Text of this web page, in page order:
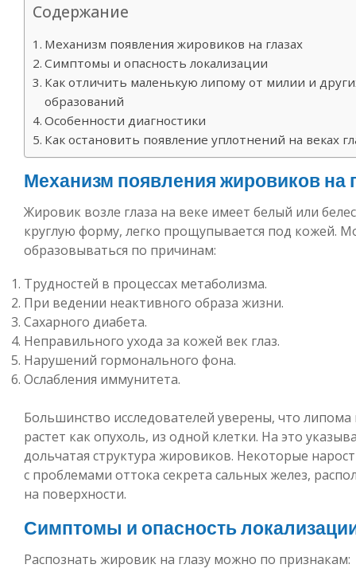
Содержание
Механизм появления жировиков на глазах
Симптомы и опасность локализации
Как отличить маленькую липому от милии и
образований
Особенности диагностики
Как остановить появление уплотнений на веках
Механизм появления жировиков на
Жировик возле глаза на веке имеет белый или
круглую форму, легко прощупывается под кожей.
образовываться по причинам:
Трудностей в процессах метаболизма.
При ведении неактивного образа жизни.
Сахарного диабета.
Неправильного ухода за кожей век глаз.
Нарушений гормонального фона.
Ослабления иммунитета.
Большинство исследователей уверены, что липома
растет как опухоль, из одной клетки. На это
дольчатая структура жировиков. Некоторые
с проблемами оттока секрета сальных желез,
на поверхности.
Симптомы и опасность
Распознать жировик на глазу можно по признакам: